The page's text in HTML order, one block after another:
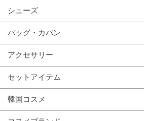
シューズ
バッグ・カバン
アクセサリー
セットアイテム
韓国コスメ